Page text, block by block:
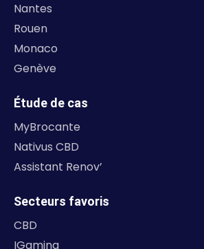
Nantes
Rouen
Monaco
Genève
Étude de cas
MyBrocante
Nativus CBD
Assistant Renov’
Secteurs favoris
CBD
IGaming